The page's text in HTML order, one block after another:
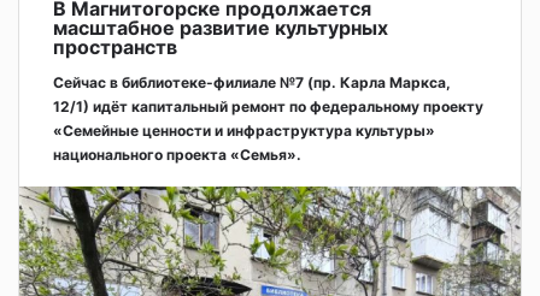
В Магнитогорске продолжается
масштабное развитие культурных
пространств
Сейчас в библиотеке-филиале №7 (пр. Карла Маркса,
12/1) идёт капитальный ремонт по федеральному проекту
«Семейные ценности и инфраструктура культуры»
национального проекта «Семья».